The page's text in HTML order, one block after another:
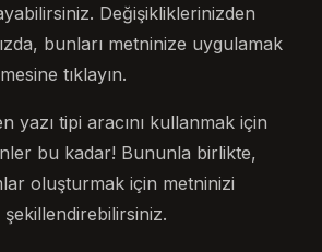
Değişikliklerinizden
bunları metninize uygulamak
tıklayın.
yazı tipi aracını kullanmak için
bu kadar! Bununla birlikte,
oluşturmak için metninizi